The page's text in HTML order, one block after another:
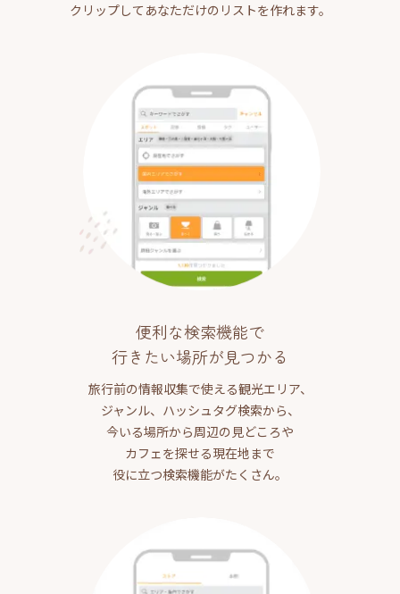
クリップしてあなただけのリストを作れます。
便利な検索機能で
行きたい場所が見つかる
旅行前の情報収集で使える観光エリア、
ジャンル、ハッシュタグ検索から、
今いる場所から周辺の見どころや
カフェを探せる現在地まで
役に立つ検索機能がたくさん。